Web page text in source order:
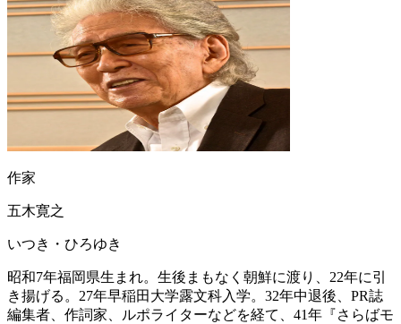
作家
五木寛之
いつき・ひろゆき
昭和7年福岡県生まれ。生後まもなく朝鮮に渡り、22年に引
き揚げる。27年早稲田大学露文科入学。32年中退後、PR誌
編集者、作詞家、ルポライターなどを経て、41年『さらばモ